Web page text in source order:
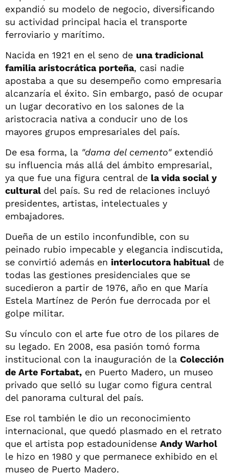
expandió su modelo de negocio, diversificando
su actividad principal hacia el transporte
ferroviario y marítimo.
Nacida en 1921 en el seno de una tradicional
familia aristocrática porteña, casi nadie
apostaba a que su desempeño como empresaria
alcanzaría el éxito. Sin embargo, pasó de ocupar
un lugar decorativo en los salones de la
aristocracia nativa a conducir uno de los
mayores grupos empresariales del país.
De esa forma, la "dama del cemento"extendió
su influencia más allá del ámbito empresarial,
ya que fue una figura central de la vida social y
cultural del país. Su red de relaciones incluyó
presidentes, artistas, intelectuales y
embajadores.
Dueña de un estilo inconfundible, con su
peinado rubio impecable y elegancia indiscutida,
se convirtió además en interlocutora habitual de
todas las gestiones presidenciales que se
sucedieron a partir de 1976, año en que María
Estela Martínez de Perón fue derrocada por el
golpe militar.
Su vínculo con el arte fue otro de los pilares de
su legado. En 2008, esa pasión tomó forma
institucional con la inauguración de la Colección
de Arte Fortabat, en Puerto Madero, un museo
privado que selló su lugar como figura central
del panorama cultural del país.
Ese rol también le dio un reconocimiento
internacional, que quedó plasmado en el retrato
que el artista pop estadounidense Andy Warhol
le hizo en 1980 y que permanece exhibido en el
museo de Puerto Madero.